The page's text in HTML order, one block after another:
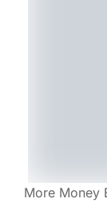
More Money